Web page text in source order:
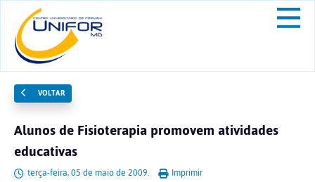
VOLTAR
Alunos de Fisioterapia promovem atividades
educativas
terça-feira, 05 de maio de 2009. Imprimir